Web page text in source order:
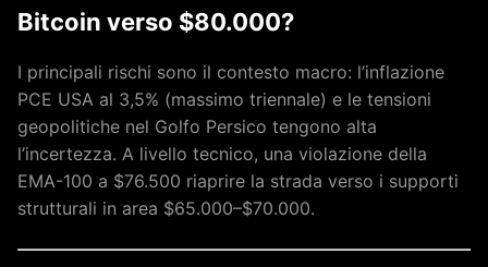
Bitcoin verso $80.000?
I principali rischi sono il contesto macro: l’inflazione
PCE USA al 3,5% (massimo triennale) e le tensioni
geopolitiche nel Golfo Persico tengono alta
l’incertezza. A livello tecnico, una violazione della
EMA-100 a $76.500 riaprire la strada verso i supporti
strutturali in area $65.000–$70.000.